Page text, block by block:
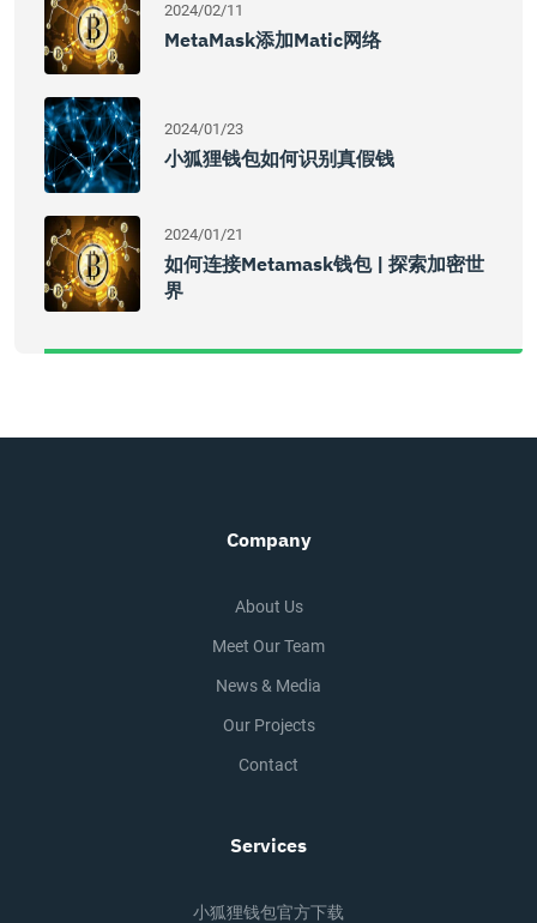
2024/02/11
MetaMask添加Matic网络
2024/01/23
小狐狸钱包如何识别真假钱
2024/01/21
如何连接Metamask钱包 | 探索加密世
界
Company
About Us
Meet Our Team
News & Media
Our Projects
Contact
Services
小狐狸钱包官方下载